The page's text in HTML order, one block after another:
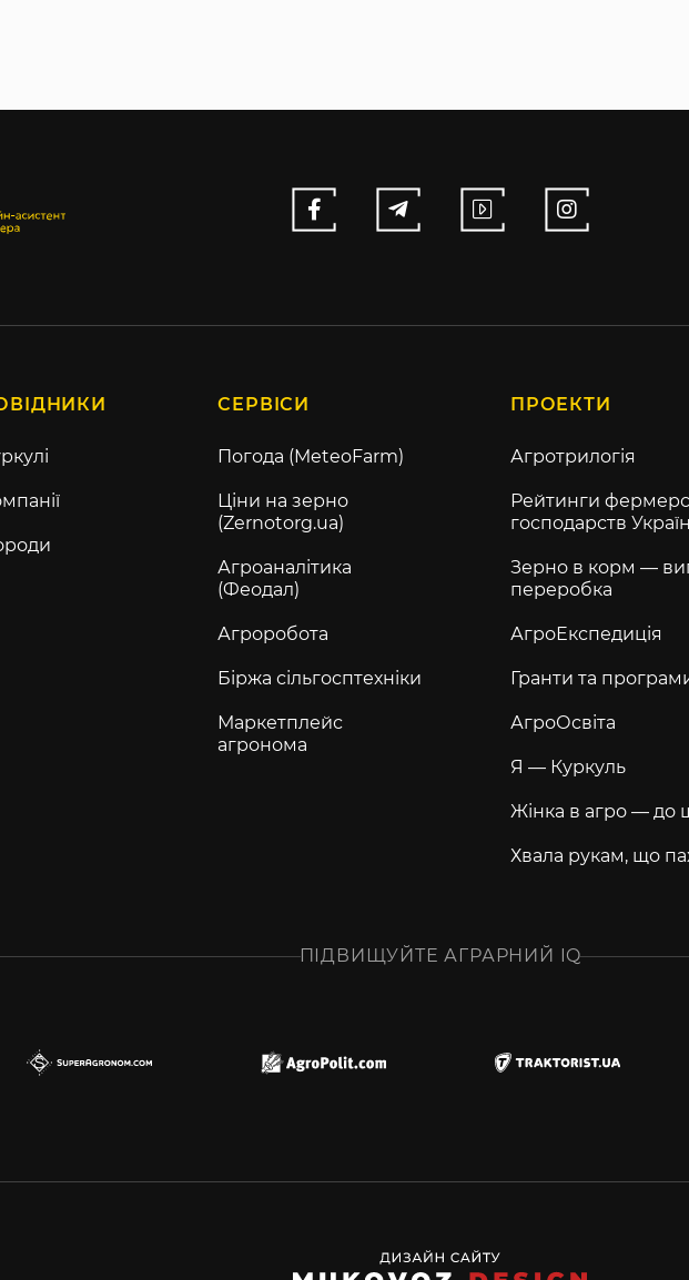
СЕРВІСИ
Погода (MeteoFarm)
Ціни на зерно
(Zernotorg.ua)
Агроаналітика
(Феодал)
Агроробота
Біржа сільгосптехніки
Маркетплейс
агронома
ПРОЕКТИ
Агротрилогія
Рейтинги
господарств
Зерно в корм —
переробка
АгроЕкспедиція
Гранти та
АгроОсвіта
Я — Куркуль
Жінка в агро — до
Хвала рукам, що
ПІДВИЩУЙТЕ АГРАРНИЙ IQ